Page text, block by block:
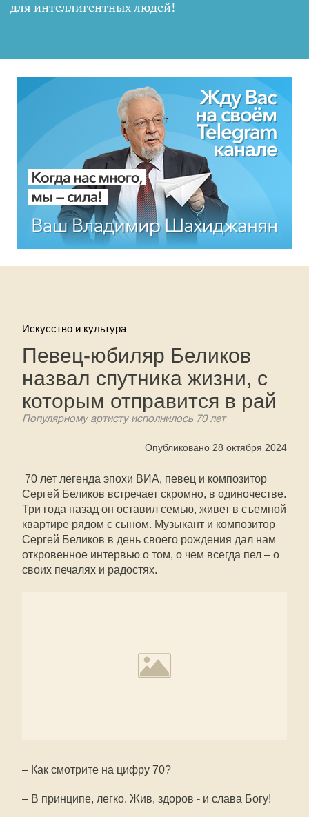
для интеллигентных людей!
Искусство и культура
Певец-юбиляр Беликов
назвал спутника жизни, с
которым отправится в рай
Популярному артисту исполнилось 70 лет
Опубликовано 28 октября 2024
70 лет легенда эпохи ВИА, певец и композитор
Сергей Беликов встречает скромно, в одиночестве.
Три года назад он оставил семью, живет в съемной
квартире рядом с сыном. Музыкант и композитор
Сергей Беликов в день своего рождения дал нам
откровенное интервью о том, о чем всегда пел – о
своих печалях и радостях.
– Как смотрите на цифру 70?
– В принципе, легко. Жив, здоров - и слава Богу!